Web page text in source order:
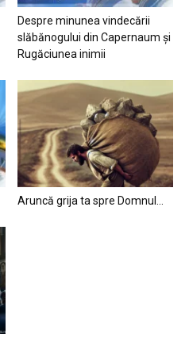
Despre minunea vindecării
slăbănogului din Capernaum și
Rugăciunea inimii
Aruncă grija ta spre Domnul…